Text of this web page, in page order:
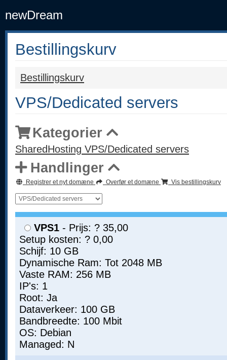
newDream
Bestillingskurv
Bestillingskurv
VPS/Dedicated servers
Kategorier
SharedHosting VPS/Dedicated servers
Handlinger
Registrer et nyt domæne Overfør et domæne Vis bestillingskurv
VPS1 - Prijs: ? 35,00
Setup kosten: ? 0,00
Schijf: 10 GB
Dynamische Ram: Tot 2048 MB
Vaste RAM: 256 MB
IP's: 1
Root: Ja
Dataverkeer: 100 GB
Bandbreedte: 100 Mbit
OS: Debian
Managed: N